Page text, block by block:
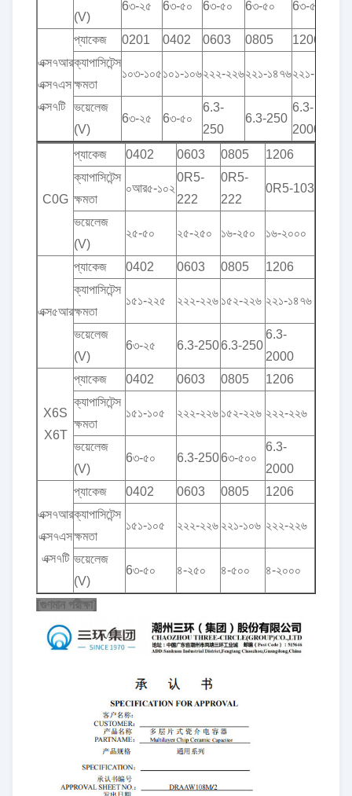
(V)
6৩-২৫ 6৩-৫০ 6৩-৫০ 6৩-৫০ 6৩-৫০
এক্স৭আর
এক্স৭এস
এক্স৭টি
প্যাকেজ 0201 0402 0603 0805 1206
ক্যাপাসিটেন্স
ক্ষমতা
১০৩-১০৫১০১-১০৬২২২-২২৬২২১-১৪৭৬২২১-১০৭
ভয়েলেজ
(V)
6৩-২৫ 6৩-৫০
6.3-
250
6.3-250
6.3-
2000
C0G
প্যাকেজ 0402 0603 0805
1206
ক্যাপাসিটেন্স
ক্ষমতা
০আর৫-১০২
0R5-
222
0R5-
222
0R5-103
ভয়েলেজ
(V)
২৫-৫০ ২৫-২৫০ ১৬-২৫০ ১৬-২০০০
এক্স৫আর
প্যাকেজ 0402 0603 0805
1206
ক্যাপাসিটেন্স
ক্ষমতা
১৫১-২২৫ ২২২-২২৬ ১৫২-২২৬ ২২১-১৪৭৬
ভয়েলেজ
(V)
6৩-২৫ 6.3-2506.3-250
6.3-
2000
X6S
X6T
প্যাকেজ 0402 0603 0805
1206
ক্যাপাসিটেন্স
ক্ষমতা
১৫১-১০৫ ২২২-২২৬ ১৫২-২২৬ ২২২-২২৬
ভয়েলেজ
(V)
6৩-৫০ 6.3-2506৩-৫০০
6.3-
2000
এক্স৭আর
এক্স৭এস
এক্স৭টি
প্যাকেজ 0402 0603 0805
1206
ক্যাপাসিটেন্স
ক্ষমতা
১৫১-১০৫ ২২২-২২৬ ২২১-১০৬ ২২২-২২৬
ভয়েলেজ
(V)
6৩-৫০ ৪-২৫০ ৪-৫০০ ৪-২০০০
[গুণমান পরীক্ষা]